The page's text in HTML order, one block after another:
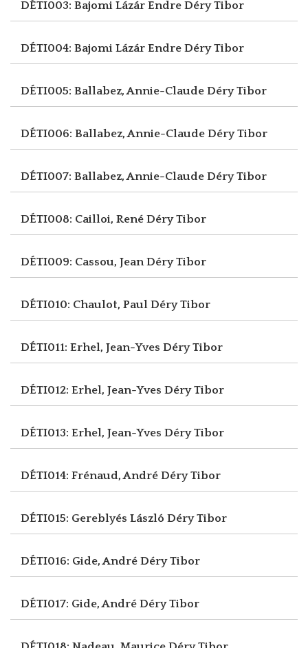
DÉTI003: Bajomi Lázár Endre Déry Tibor
DÉTI004: Bajomi Lázár Endre Déry Tibor
DÉTI005: Ballabez, Annie-Claude Déry Tibor
DÉTI006: Ballabez, Annie-Claude Déry Tibor
DÉTI007: Ballabez, Annie-Claude Déry Tibor
DÉTI008: Cailloi, René Déry Tibor
DÉTI009: Cassou, JeanDéry Tibor
DÉTI010: Chaulot, Paul Déry Tibor
DÉTI011: Erhel, Jean-Yves Déry Tibor
DÉTI012: Erhel, Jean-Yves Déry Tibor
DÉTI013: Erhel, Jean-Yves Déry Tibor
DÉTI014: Frénaud, André Déry Tibor
DÉTI015: Gereblyés László Déry Tibor
DÉTI016: Gide, André Déry Tibor
DÉTI017: Gide, André Déry Tibor